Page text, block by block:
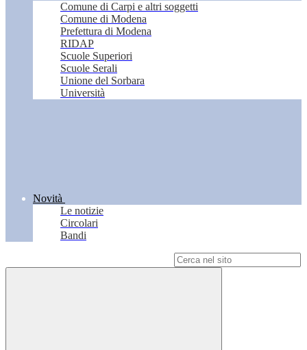
Comune di Carpi e altri soggetti
Comune di Modena
Prefettura di Modena
RIDAP
Scuole Superiori
Scuole Serali
Unione del Sorbara
Università
Novità
Le notizie
Circolari
Bandi